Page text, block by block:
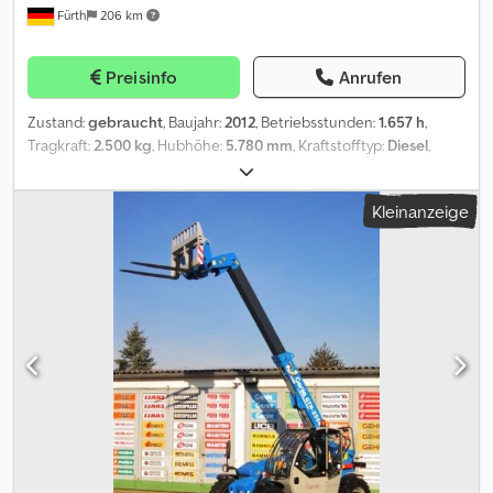
mm, width admission: 1.500 mm) – QUICK CHANGER, HYDRAULIC
cylinder KUBOTA TURBO-diesel-engine (type: V3307 - approx.
75.34 HP / 55.40 kW at 2.600 rpm), 4-WHEEL-DRIVE (4WD) and ALL-
hydraulic supports (2x), CPB, SIDE-EQUALIZE-SYSTEM, OVERLOAD
PROTECTION SYSTEM, LOW-CABINE (cabine height only approx.
2.380 mm) - colourglass, comfortseat, ROPS / FOPS, PROTECTION
ROOF, road lightnings, follower coupling, heating / ventilation,
back view mirror (2x), windshield wiper (3x), hold- and
transporthooks. Tyres: BKT ROUGH TERRAIN TYRES (16.0 / 70–20) –
all around approx. 98 %. Transport dimensions: see above. ∗∗∗
EQUIPMENT IS FINANCEABLE in nearly all European countries /
TRANSPORT WORLDWIDE POSSIBLE at good conditions / EXPORT:
ONLY THE NET AMOUNT NEED TO PAID (!) ∗∗∗ © pb Dkodpfsxx
Tk Rsx An Ejr
Fürth 206 km
Preisinfo Anrufen
Zustand:gebraucht, Baujahr:2012, Betriebsstunden:1.657 h,
Tragkraft:2.500 kg, Hubhöhe: 5.780 mm, Kraftstofftyp: Diesel,
1.940 mm
PS), Motorenhersteller:Deutz, Gabelträgerbreite:1.100 mm,
, Vorderreifengröße:
, Hinterreifengröße:12-16.5
5.050 mm, Gesamtbreite:
Allradantrieb, Anhängerkupplung, Beleuchtung,
Kabine, Kopfschutz, Palettengabeln, verstellbarer Ausleger
Gelände - Teleskoparmstapler GENIE TEREX, Typ: GTH 2506 II
4x4x4, Ersteinsatz: 2013, BAUHÖHE NUR ca. 1.940 mm !! (Breite nur
ca. 1.890 mm), HUBKRAFT: 2.500 kg, HUBHÖHE: 5.78 m, LANGE
LADEGABELN (Gabellänge: 1.200 mm, Breite Aufnahme: 1.100 mm),
LASTSCHUTZ-GITTER, ZUSATZHYDRAULIK, SCHNELLWECHSLER,
4-Zylinder DEUTZ Diesel Motor (Typ: D 2011 L04 W – 68 PS / 50 kW
bei 2.600 U/min), ALLRAD und ALLRADLENKUNG (4x4x4) –
Kleinanzeige